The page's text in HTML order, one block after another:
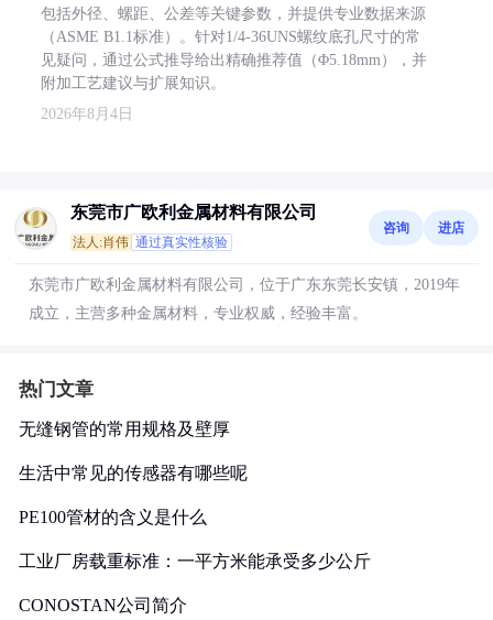
包括外径、螺距、公差等关键参数，并提供专业数据来源
（ASME B1.1标准）。针对1/4-36UNS螺纹底孔尺寸的常
见疑问，通过公式推导给出精确推荐值（Φ5.18mm），并
附加工艺建议与扩展知识。
2026年8月4日
东莞市广欧利金属材料有限公司
法人:肖伟 通过真实性核验
咨询 进店
东莞市广欧利金属材料有限公司，位于广东东莞长安镇，2019年
成立，主营多种金属材料，专业权威，经验丰富。
热门文章
无缝钢管的常用规格及壁厚
生活中常见的传感器有哪些呢
PE100管材的含义是什么
工业厂房载重标准：一平方米能承受多少公斤
CONOSTAN公司简介